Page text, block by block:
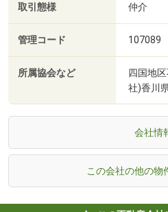
取引態様 仲介
管理コード 107089
所属協会など
四国地
社)香川
会社情
この会社の他の物